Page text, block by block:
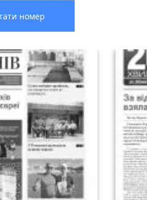
номер